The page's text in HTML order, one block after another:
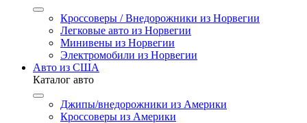
Кроссоверы / Внедорожники из Норвегии
Легковые авто из Норвегии
Минивены из Норвегии
Электромобили из Норвегии
Авто из США
Каталог авто
Джипы/внедорожники из Америки
Кроссоверы из Америки